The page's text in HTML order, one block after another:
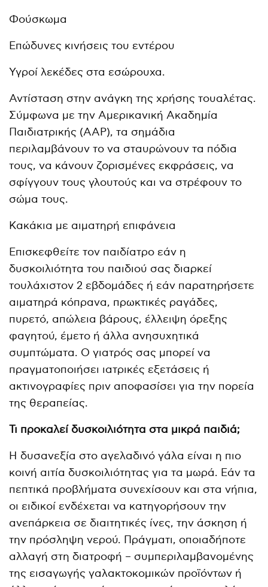
Φούσκωμα
Επώδυνες κινήσεις του εντέρου
Υγροί λεκέδες στα εσώρουχα.
Αντίσταση στην ανάγκη της χρήσης τουαλέτας.
Σύμφωνα με την Αμερικανική Ακαδημία
Παιδιατρικής (AAP), τα σημάδια
περιλαμβάνουν το να σταυρώνουν τα πόδια
τους, να κάνουν ζορισμένες εκφράσεις, να
σφίγγουν τους γλουτούς και να στρέφουν το
σώμα τους.
Κακάκια με αιματηρή επιφάνεια
Επισκεφθείτε τον παιδίατρο εάν η
δυσκοιλιότητα του παιδιού σας διαρκεί
τουλάχιστον 2 εβδομάδες ή εάν παρατηρήσετε
αιματηρά κόπρανα, πρωκτικές ραγάδες,
πυρετό, απώλεια βάρους, έλλειψη όρεξης
φαγητού, έμετο ή άλλα ανησυχητικά
συμπτώματα. Ο γιατρός σας μπορεί να
πραγματοποιήσει ιατρικές εξετάσεις ή
ακτινογραφίες πριν αποφασίσει για την πορεία
της θεραπείας.
Τι προκαλεί δυσκοιλιότητα στα μικρά παιδιά;
Η δυσανεξία στο αγελαδινό γάλα είναι η πιο
κοινή αιτία δυσκοιλιότητας για τα μωρά. Εάν τα
πεπτικά προβλήματα συνεχίσουν και στα νήπια,
οι ειδικοί ενδέχεται να κατηγορήσουν την
ανεπάρκεια σε διαιτητικές ίνες, την άσκηση ή
την πρόσληψη νερού. Πράγματι, οποιαδήποτε
αλλαγή στη διατροφή – συμπεριλαμβανομένης
της εισαγωγής γαλακτοκομικών προϊόντων ή